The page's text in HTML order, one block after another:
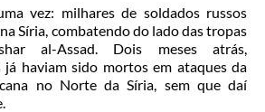
vez: milhares de soldados russos
Síria, combatendo do lado das tropas
al-Assad. Dois meses atrás,
já haviam sido mortos em ataques da
no Norte da Síria, sem que daí